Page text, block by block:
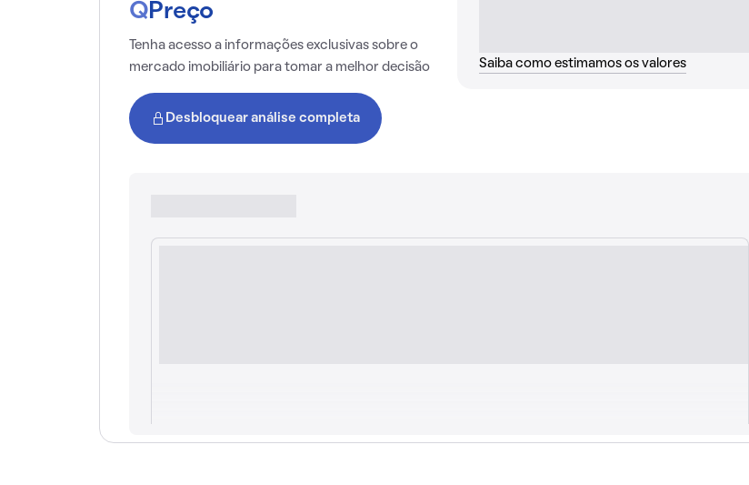
Q Preço
Tenha acesso a informações exclusivas sobre o
mercado imobiliário para tomar a melhor decisão
Desbloquear análise completa
Saiba como estimamos os valores